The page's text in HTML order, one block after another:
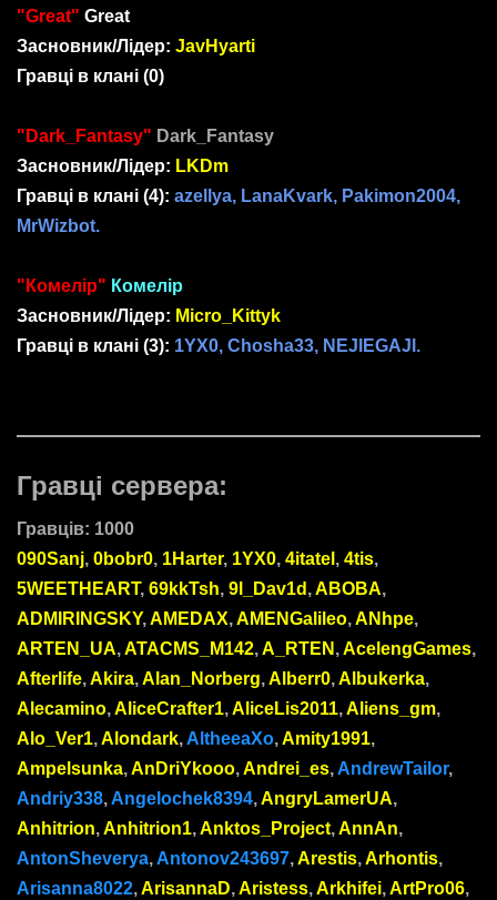
"Great" Great
Засновник/Лідер: JavHyarti
Гравці в клані (0)
"Dark_Fantasy" Dark_Fantasy
Засновник/Лідер: LKDm
Гравці в клані (4): azellya, LanaKvark, Pakimon2004,
MrWizbot.
"Комелір" Комелір
Засновник/Лідер: Micro_Kittyk
Гравці в клані (3): 1YX0, Chosha33, NEJlEGAJl.
Гравці сервера:
Гравців: 1000
090Sanj, 0bobr0, 1Harter, 1YX0, 4itatel , 4tis,
5WEETHEART, 69kkTsh, 9l_Dav1d ,ABOBA,
ADMIRINGSKY,AMEDAX,AMENGalileo,ANhpe,
ARTEN_UA,ATACMS_M142,A_RTEN ,AcelengGames,
Afterlife,Akira,Alan_Norberg,Alberr0,Albukerka,
Alecamino,AliceCrafter1,AliceLis2011,Aliens_gm,
Alo_Ver1,Alondark,AltheeaXo,Amity1991,
Ampelsunka,AnDriYkooo,Andrei_es,AndrewTailor,
Andriy338,Angelochek8394,AngryLamerUA,
Anhitrion,Anhitrion1,Anktos_Project,AnnAn,
AntonSheverya,Antonov243697,Arestis,Arhontis,
Arisanna8022,ArisannaD,Aristess,Arkhifei,ArtPro06,